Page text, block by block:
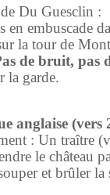
Du Guesclin :
en embuscade
la tour de
de bruit, pas
la garde.
anglaise (vers
: Un traître
le château
et brûler la